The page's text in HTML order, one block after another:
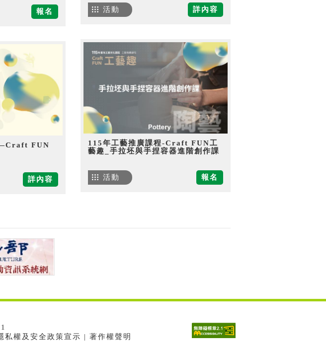
報名 詳內容
活動
115年工藝推廣課程-Craft FUN工
藝趣_手拉坯與手捏容器進階創作課
報名
活動
—Craft FUN
詳內容
權及安全政策宣示 | 著作權聲明